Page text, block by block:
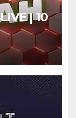
| 10